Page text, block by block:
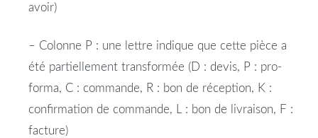
avoir)
– Colonne P : une lettre indique que cette pièce a
été partiellement transformée (D : devis, P : pro-
forma, C : commande, R : bon de réception, K :
confirmation de commande, L : bon de livraison, F :
facture)